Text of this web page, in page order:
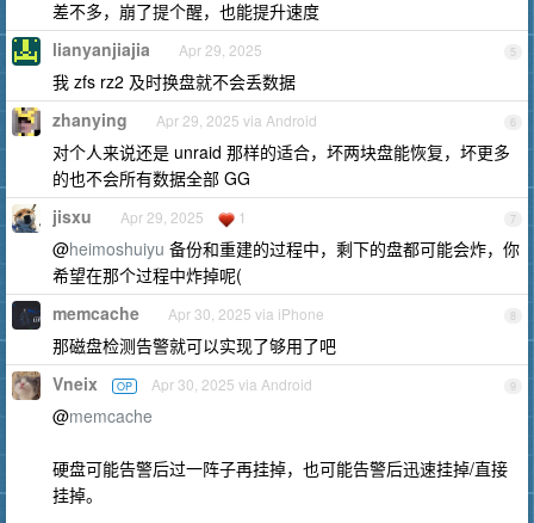
差不多，崩了提个醒，也能提升速度
5
lianyanjiajia Apr 29, 2025
我 zfs rz2 及时换盘就不会丢数据
6
zhanying Apr 29, 2025 via Android
对个人来说还是 unraid 那样的适合，坏两块盘能恢复，坏更多
的也不会所有数据全部 GG
7
jisxu Apr 29, 2025 1
@heimoshuiyu 备份和重建的过程中，剩下的盘都可能会炸，你
希望在那个过程中炸掉呢(
8
memcache Apr 30, 2025 via iPhone
那磁盘检测告警就可以实现了够用了吧
9
Vneix OP Apr 30, 2025 via Android
@memcache
硬盘可能告警后过一阵子再挂掉，也可能告警后迅速挂掉/直接
挂掉。